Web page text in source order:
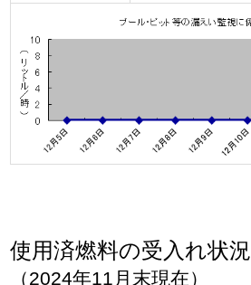
使用済燃料の受入れ状況
（2024年11月末現在）